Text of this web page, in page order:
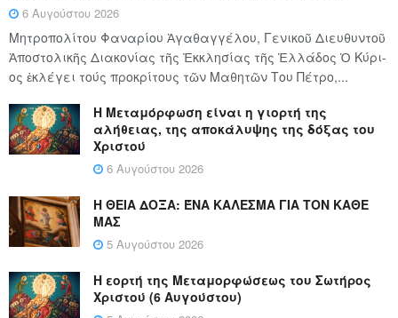
6 Αυγούστου 2026
Μητροπολίτου Φαναρίου Ἀγαθαγγέλου, Γενικοῦ Διευθυντοῦ
Ἀποστολικῆς Διακονίας τῆς Ἐκκλησίας τῆς Ἑλλάδος Ὁ Κύ­ρι­
ος ἐκλέγει τούς προ­κρί­τους τῶν Μα­θη­τῶν Του Πέ­τρο,...
Η Μεταμόρφωση είναι η γιορτή της
αλήθειας, της αποκάλυψης της δόξας του
Χριστού
6 Αυγούστου 2026
Η ΘΕΙΑ ΔΟΞΑ: ΈΝΑ ΚΑΛΕΣΜΑ ΓΙΑ ΤΟΝ ΚΑΘΕ
ΜΑΣ
5 Αυγούστου 2026
Η εορτή της Μεταμορφώσεως του Σωτήρος
Χριστού (6 Αυγούστου)